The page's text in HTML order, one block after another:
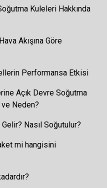
Kuleleri Hakkında
Akışına Göre
Performansa Etkisi
Açık Devre Soğutma
ve Neden?
Nasıl Soğutulur?
mi hangisini